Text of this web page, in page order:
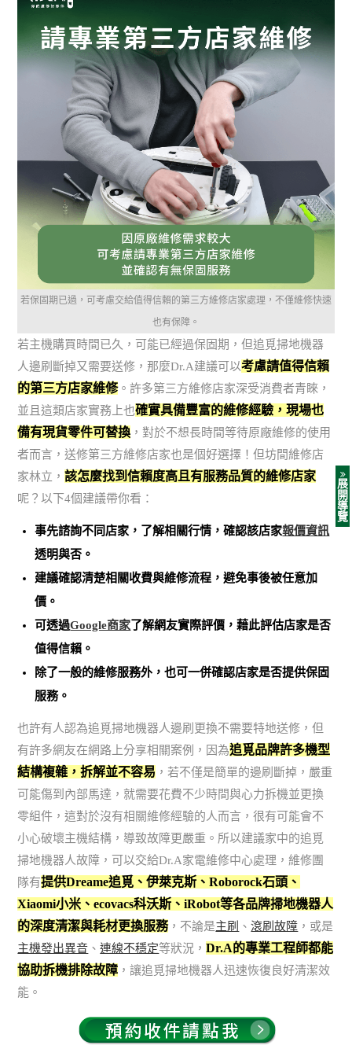
若保固期已過，可考慮交給值得信賴的第三方維修店家處理，不僅維修快速
也有保障。
若主機購買時間已久，可能已經過保固期，但追覓掃地機器
人邊刷斷掉又需要送修，那麼Dr.A建議可以考慮請值得信賴
的第三方店家維修。許多第三方維修店家深受消費者青睞，
並且這類店家實務上也確實具備豐富的維修經驗，現場也
備有現貨零件可替換 ，對於不想長時間等待原廠維修的使用
者而言，送修第三方維修店家也是個好選擇！但坊間維修店
家林立，該怎麼找到信賴度高且有服務品質的維修店家
呢？以下4個建議帶你看：
事先諮詢不同店家，了解相關行情，確認該店家報價資訊
透明與否。
建議確認清楚相關收費與維修流程，避免事後被任意加
價。
可透過Google商家了解網友實際評價，藉此評估店家是否
值得信賴。
除了一般的維修服務外，也可一併確認店家是否提供保固
服務。
也許有人認為追覓掃地機器人邊刷更換不需要特地送修，但
有許多網友在網路上分享相關案例，因為追覓品牌許多機型
結構複雜，拆解並不容易 ，若不僅是簡單的邊刷斷掉，嚴重
可能傷到內部馬達，就需要花費不少時間與心力拆機並更換
零組件，這對於沒有相關維修經驗的人而言，很有可能會不
小心破壞主機結構，導致故障更嚴重。所以建議家中的追覓
掃地機器人故障，可以交給Dr.A家電維修中心處理，維修團
隊有提供Dreame追覓、伊萊克斯、Roborock石頭、
Xiaomi小米、ecovacs科沃斯、iRobot等各品牌掃地機器人
的深度清潔與耗材更換服務，不論是主刷 、滾刷故障 ，或是
主機發出異音 、連線不穩定等狀況，Dr.A的專業工程師都能
協助拆機排除故障 ，讓追覓掃地機器人迅速恢復良好清潔效
能。
展
開
導
覽